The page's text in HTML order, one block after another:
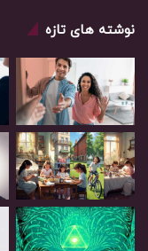
نوشته های تازه